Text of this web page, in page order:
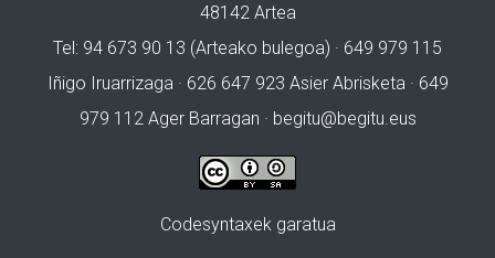
48142 Artea
Tel: 94 673 90 13 (Arteako bulegoa) · 649 979 115
Iñigo Iruarrizaga · 626 647 923 Asier Abrisketa · 649
979 112 Ager Barragan · begitu@begitu.eus
Codesyntaxek garatua